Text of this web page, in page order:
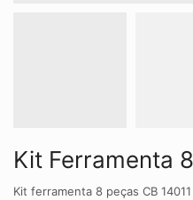
Kit Ferramenta
Kit ferramenta 8 peças CB